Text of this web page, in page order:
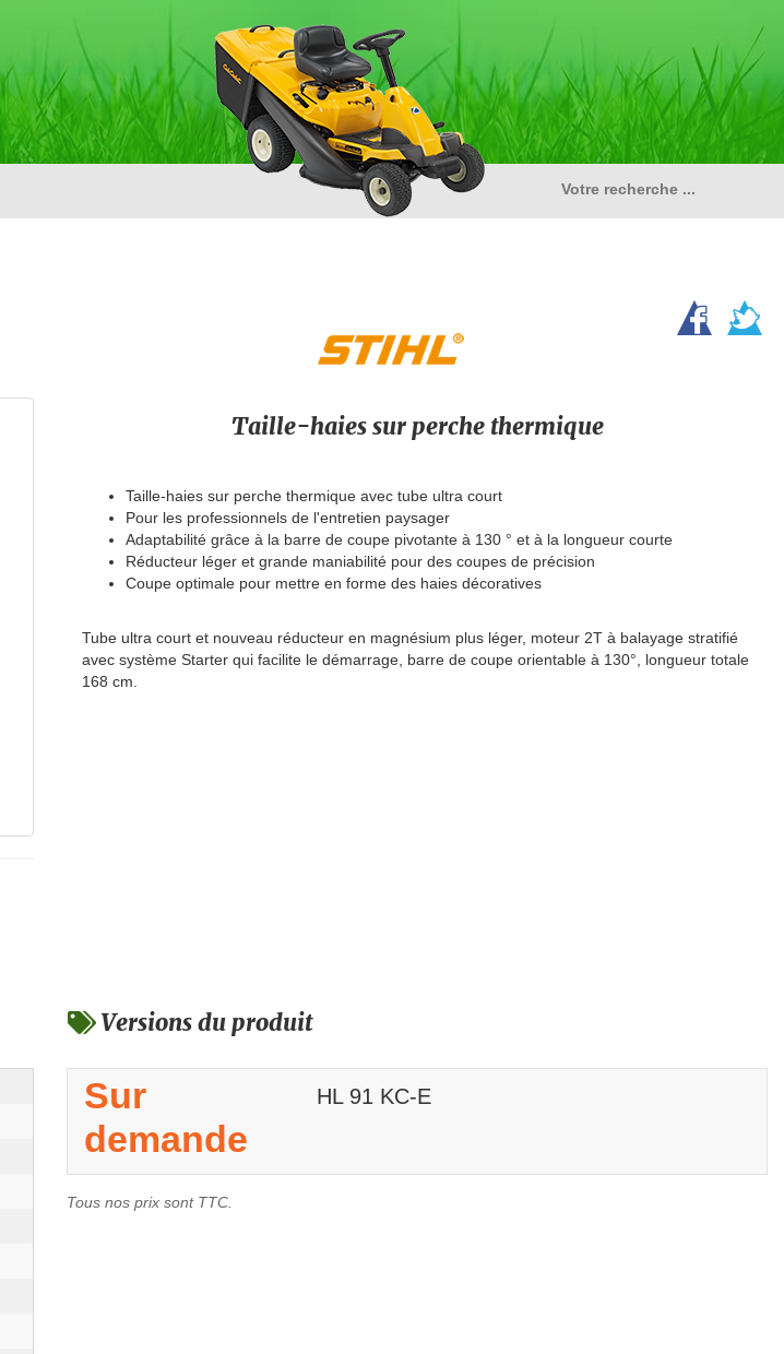
Taille-haies sur perche thermique
Taille-haies sur perche thermique avec tube ultra court
Pour les professionnels de l'entretien paysager
Adaptabilité grâce à la barre de coupe pivotante à 130 ° et à la longueur courte
Réducteur léger et grande maniabilité pour des coupes de précision
Coupe optimale pour mettre en forme des haies décoratives
Tube ultra court et nouveau réducteur en magnésium plus léger, moteur 2T à balayage stratifié
avec système Starter qui facilite le démarrage, barre de coupe orientable à 130°, longueur totale
168 cm.
Versions du produit
Sur
demande
HL 91 KC-E
Tous nos prix sont TTC.